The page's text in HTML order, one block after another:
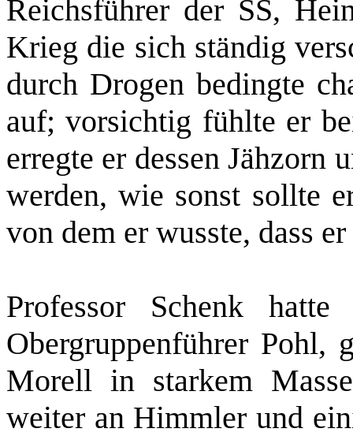
Reichsführer der SS,
Krieg die sich ständig
durch Drogen bedingte
auf; vorsichtig fühlte er
erregte er dessen
werden, wie sonst sollte
von dem er wusste, dass
Professor Schenk
Obergruppenführer Pohl,
Morell in starkem
weiter an Himmler und